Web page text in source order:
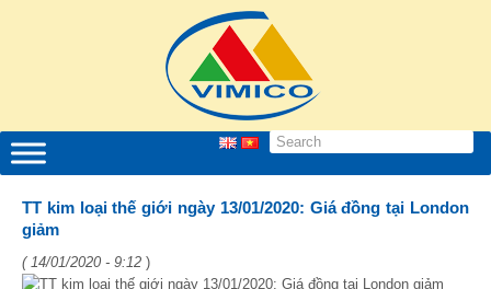
TT kim loại thế giới ngày 13/01/2020: Giá đồng tại London
giảm
( 14/01/2020 - 9:12 )